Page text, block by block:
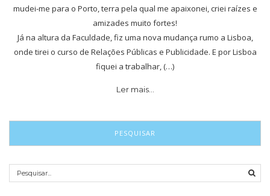
mudei-me para o Porto, terra pela qual me apaixonei, criei raízes e
amizades muito fortes!
Já na altura da Faculdade, fiz uma nova mudança rumo a Lisboa,
onde tirei o curso de Relações Públicas e Publicidade. E por Lisboa
fiquei a trabalhar, (…)
Ler mais…
PESQUISAR